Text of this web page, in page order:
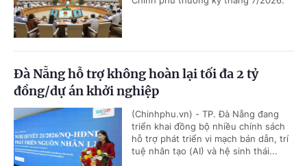
Đà Nẵng hỗ trợ không hoàn lại tối đa 2 tỷ
đồng/dự án khởi nghiệp
(Chinhphu.vn) - TP. Đà Nẵng đang
triển khai đồng bộ nhiều chính sách
hỗ trợ phát triển vi mạch bán dẫn, trí
tuệ nhân tạo (AI) và hệ sinh thái...